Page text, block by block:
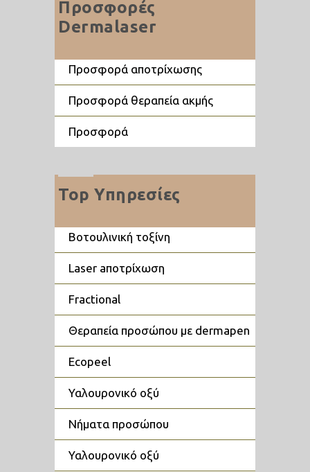
Προσφορές
Dermalaser
προσφορά αποτρίχωσης
προσφορά θεραπεία ακμής
προσφορά
Top Υπηρεσίες
βοτουλινική τοξίνη
laser aποτρίχωση
fractional
θεραπεία προσώπου με dermapen
ecopeel
υαλουρονικό οξύ
νήματα προσώπου
υαλουρονικό οξύ